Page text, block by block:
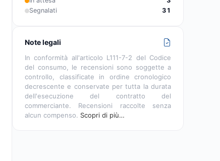
Segnalati
31
Note legali
In conformità all'articolo L111-7-2 del Codice
del consumo, le recensioni sono soggette a
controllo, classificate in ordine cronologico
decrescente e conservate per tutta la durata
dell'esecuzione del contratto del
commerciante. Recensioni raccolte senza
alcun compenso. Scopri di più…